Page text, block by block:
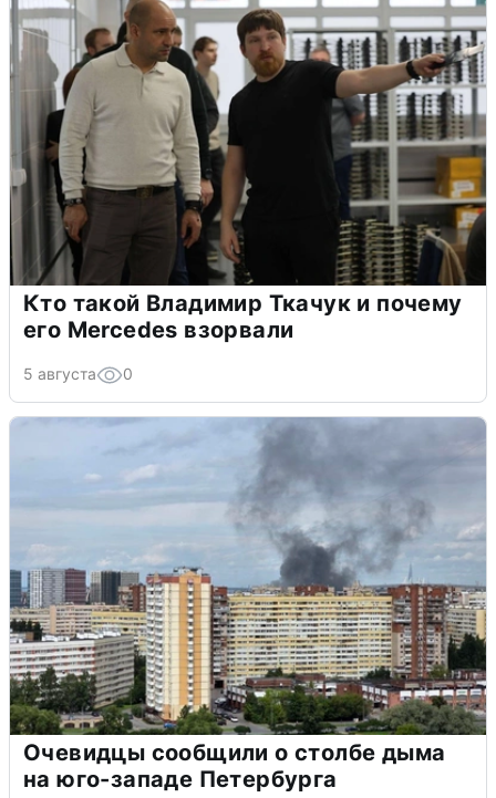
Кто такой Владимир Ткачук и почему
его Mercedes взорвали
5 августа 0
Очевидцы сообщили о столбе дыма
на юго-западе Петербурга